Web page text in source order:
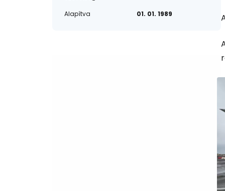
Alapítva
01. 01. 1989